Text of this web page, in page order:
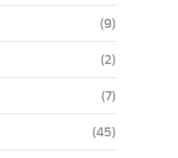
(9)
(2)
(7)
(45)